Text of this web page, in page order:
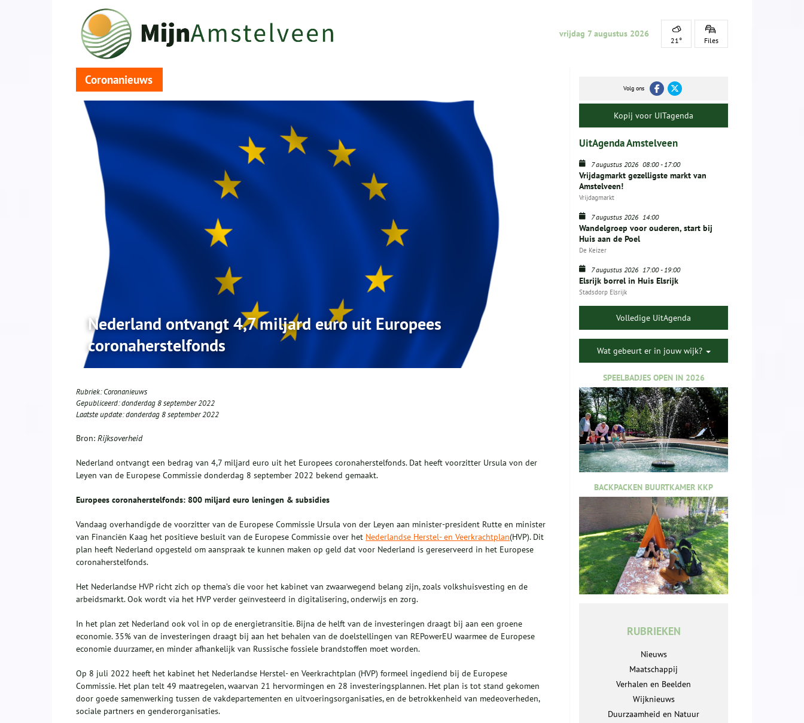
vrijdag 7 augustus 2026
21° Files
Coronanieuws
Nederland ontvangt 4,7 miljard euro uit Europees
coronaherstelfonds
Rubriek:Coronanieuws
Gepubliceerd:donderdag 8 september 2022
Laatste update:donderdag 8 september 2022
Bron: Rijksoverheid
Nederland ontvangt een bedrag van 4,7 miljard euro uit het Europees coronaherstelfonds. Dat heeft voorzitter Ursula von der
Leyen van de Europese Commissie donderdag 8 september 2022 bekend gemaakt.
Europees coronaherstelfonds: 800 miljard euro leningen & subsidies
Vandaag overhandigde de voorzitter van de Europese Commissie Ursula von der Leyen aan minister-president Rutte en minister
van Financiën Kaag het positieve besluit van de Europese Commissie over het Nederlandse Herstel- en Veerkrachtplan(HVP). Dit
plan heeft Nederland opgesteld om aanspraak te kunnen maken op geld dat voor Nederland is gereserveerd in het Europese
coronaherstelfonds.
Het Nederlandse HVP richt zich op thema’s die voor het kabinet van zwaarwegend belang zijn, zoals volkshuisvesting en de
arbeidsmarkt. Ook wordt via het HVP verder geïnvesteerd in digitalisering, onderwijs en zorg.
In het plan zet Nederland ook vol in op de energietransitie. Bijna de helft van de investeringen draagt bij aan een groene
economie. 35% van de investeringen draagt bij aan het behalen van de doelstellingen van REPowerEU waarmee de Europese
economie duurzamer, en minder afhankelijk van Russische fossiele brandstoffen moet worden.
Op 8 juli 2022 heeft het kabinet het Nederlandse Herstel- en Veerkrachtplan (HVP) formeel ingediend bij de Europese
Commissie. Het plan telt 49 maatregelen, waarvan 21 hervormingen en 28 investeringsplannen. Het plan is tot stand gekomen
door goede samenwerking tussen de vakdepartementen en uitvoeringsorganisaties, en de betrokkenheid van medeoverheden,
sociale partners en genderorganisaties.
Volg ons
Kopij voor UITagenda
UitAgenda Amstelveen
7 augustus 2026 08:00-17:00
Vrijdagmarkt gezelligste markt van
Amstelveen!
Vrijdagmarkt
7 augustus 2026 14:00
Wandelgroep voor ouderen, start bij
Huis aan de Poel
De Keizer
7 augustus 2026 17:00-19:00
Elsrijk borrel in Huis Elsrijk
Stadsdorp Elsrijk
Volledige UitAgenda
Wat gebeurt er in jouw wijk?
SPEELBADJES OPEN IN 2026
BACKPACKEN BUURTKAMER KKP
RUBRIEKEN
Nieuws
Maatschappij
Verhalen en Beelden
Wijknieuws
Duurzaamheid en Natuur